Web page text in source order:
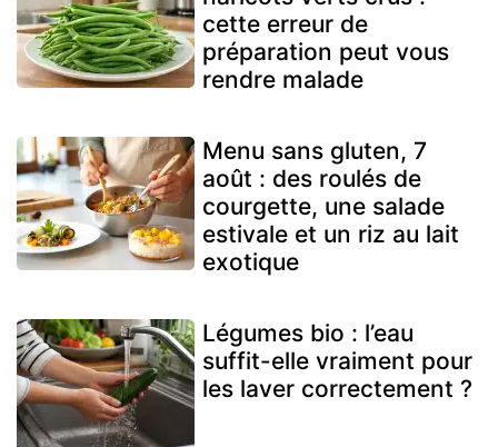
cette erreur de
préparation peut vous
rendre malade
Menu sans gluten, 7
août : des roulés de
courgette, une salade
estivale et un riz au lait
exotique
Légumes bio : l’eau
suffit-elle vraiment pour
les laver correctement ?